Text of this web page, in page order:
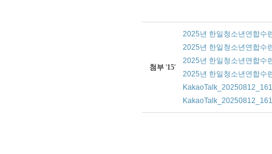
첨부 '15'
2025년 한일청소년연합수
2025년 한일청소년연합수
2025년 한일청소년연합수
2025년 한일청소년연합수